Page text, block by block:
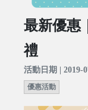
最新優惠
禮
活動日期 | 2019-
優惠活動